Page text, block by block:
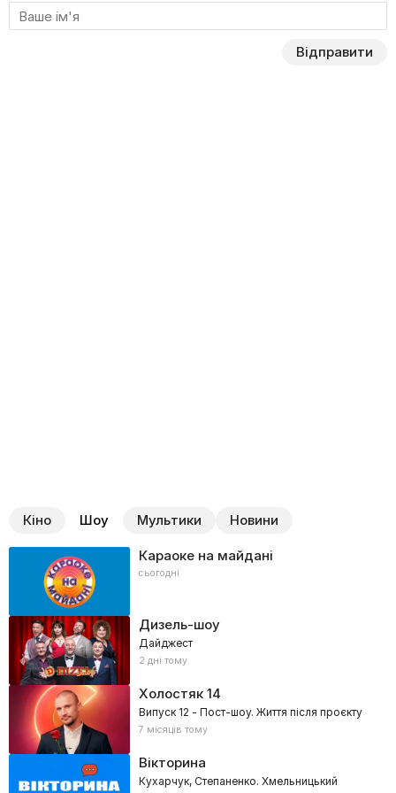
інші розважальні передачі.
Відправити
Кіно Шоу Мультики Новини
Караоке на майдані
сьогодні
Дизель-шоу
Дайджест
2 дні тому
Холостяк14
Випуск 12 - Пост-шоу. Життя після проєкту
7 місяців тому
Вікторина
Кухарчук, Степаненко. Хмельницький